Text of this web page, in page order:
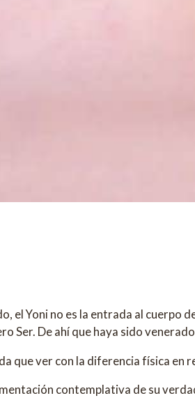
el Yoni no es la entrada al cuerpo
Ser. De ahí que haya sido
que ver con la diferencia física
contemplativa de su